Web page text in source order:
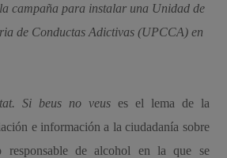
campaña para instalar una Unidad de
de Conductas Adictivas (UPCCA) en
Si beus no veuses el lema de la
e información a la ciudadanía sobre
responsable de alcohol en la que se